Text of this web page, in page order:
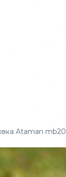
Ataman mb20